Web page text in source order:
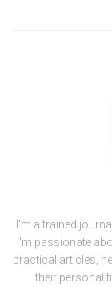
I'm a trained
I'm passionate
practical articles,
their personal